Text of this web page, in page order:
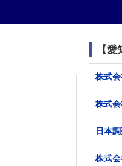
【
株式
株式
日本
株式